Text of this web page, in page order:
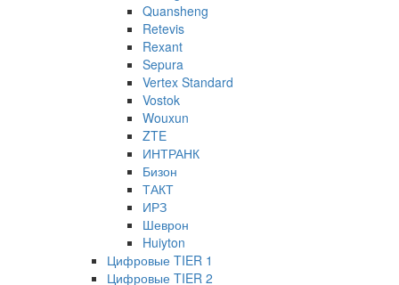
Quansheng
Retevis
Rexant
Sepura
Vertex Standard
Vostok
Wouxun
ZTE
ИНТРАНК
Бизон
ТАКТ
ИРЗ
Шеврон
Huiyton
Цифровые TIER 1
Цифровые TIER 2